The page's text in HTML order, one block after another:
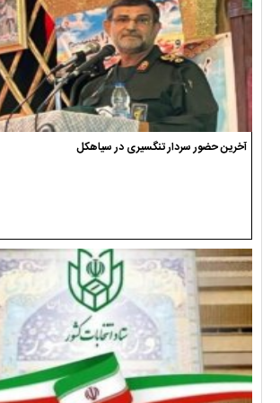
آخرین حضور سردار تنگسیری در سیاهکل